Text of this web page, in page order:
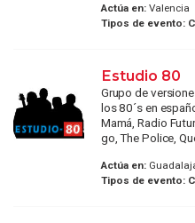
Actúa en:Valencia
Tipos de evento:
Estudio 80
Grupo de
los 80´s en
Mamá, Radio
go, The Police,
Actúa en:
Tipos de evento: